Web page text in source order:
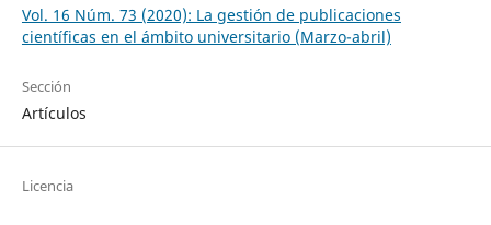
Vol. 16 Núm. 73 (2020): La gestión de publicaciones
científicas en el ámbito universitario (Marzo-abril)
Sección
Artículos
Licencia